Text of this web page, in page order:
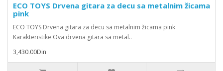
ECO TOYS Drvena gitara za decu sa metalnim žicama
pink
ECO TOYS Drvena gitara za decu sa metalnim žicama pink
Karakteristike Ova drvena gitara sa metal..
3,430.00Din